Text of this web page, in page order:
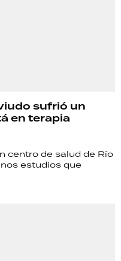
sufrió un
en terapia
centro de salud de Río
estudios que